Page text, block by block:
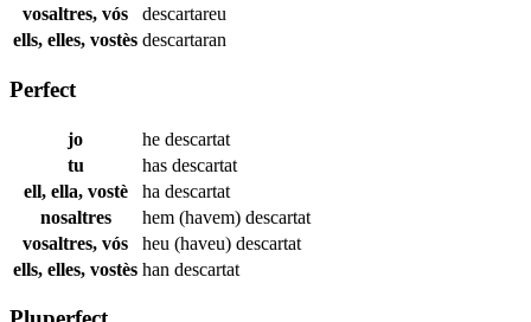
vosaltres, vós
descartareu
ells, elles, vostès descartaran
Perfect
jo he descartat
tu
has descartat
ell, ella, vostè
ha descartat
nosaltres
hem (havem) descartat
vosaltres, vós
heu (haveu) descartat
ells, elles, vostès han descartat